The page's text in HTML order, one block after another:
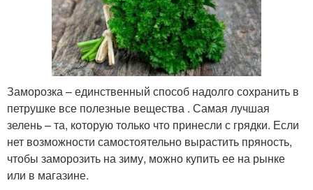
Заморозка – единственный способ надолго сохранить в
петрушке все полезные вещества . Самая лучшая
зелень – та, которую только что принесли с грядки. Если
нет возможности самостоятельно вырастить пряность,
чтобы заморозить на зиму, можно купить ее на рынке
или в магазине.